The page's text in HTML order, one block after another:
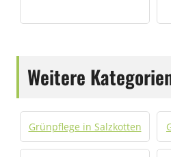
Weitere
Grünpflege in Salzkotten